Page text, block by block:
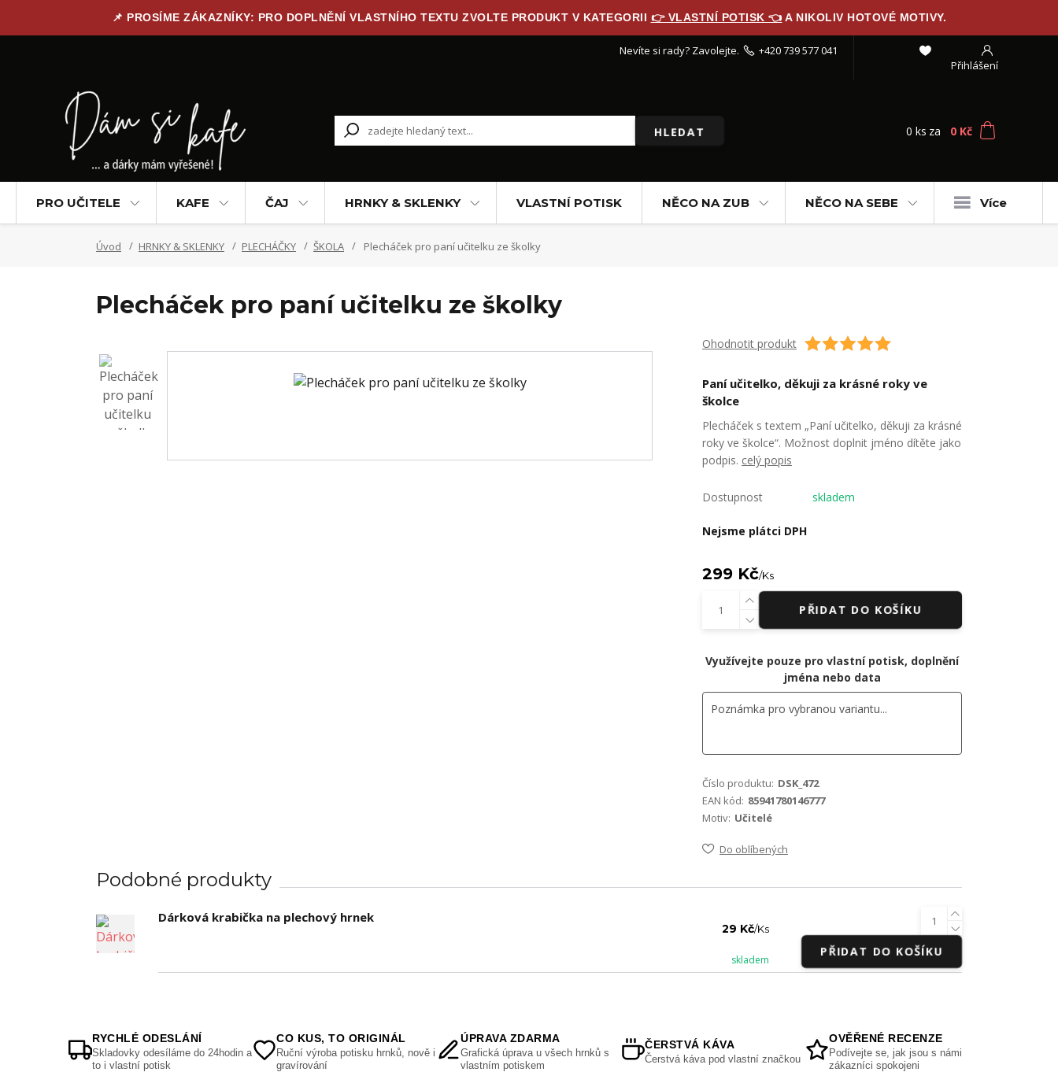
📌 PROSÍME ZÁKAZNÍKY: PRO DOPLNĚNÍ VLASTNÍHO TEXTU ZVOLTE PRODUKT V KATEGORII 👉 VLASTNÍ POTISK 👈 A NIKOLIV HOTOVÉ MOTIVY.
Přihlášení
HLEDAT
Nevíte si rady? Zavolejte. +420 739 577 041
0 ks za 0 Kč
PRO UČITELE KAFE ČAJ HRNKY & SKLENKY VLASTNÍ POTISK NĚCO NA ZUB NĚCO NA SEBE Více
Úvod HRNKY & SKLENKY PLECHÁČKY ŠKOLA Plecháček pro paní učitelku ze školky
Plecháček pro paní učitelku ze školky
Ohodnotit produkt
Paní učitelko, děkuji za krásné roky ve
školce
Plecháček s textem „Paní učitelko, děkuji za krásné
roky ve školce“. Možnost doplnit jméno dítěte jako
podpis. celý popis
Dostupnost skladem
Nejsme plátci DPH
299 Kč/Ks
PŘIDAT DO KOŠÍKU
Využívejte pouze pro vlastní potisk, doplnění
jména nebo data
Číslo produktu: DSK_472
EAN kód: 85941780146777
Motiv: Učitelé
Do oblíbených
Podobné produkty
Dárková krabička na plechový hrnek
29 Kč/Ks
skladem
PŘIDAT DO KOŠÍKU
RYCHLÉ ODESLÁNÍ
Skladovky odesíláme do 24hodin a
to i vlastní potisk
CO KUS, TO ORIGINÁL
Ruční výroba potisku hrnků, nově i
gravírování
ÚPRAVA ZDARMA
Grafická úprava u všech hrnků s
vlastním potiskem
ČERSTVÁ KÁVA
Čerstvá káva pod vlastní značkou
OVĚŘENÉ RECENZE
Podívejte se, jak jsou s námi
zákazníci spokojeni